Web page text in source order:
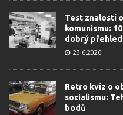
Test znalostí
komunismu:
dobrý přehled
23.6.2026
Retro kvíz o
socialismu:
bodů